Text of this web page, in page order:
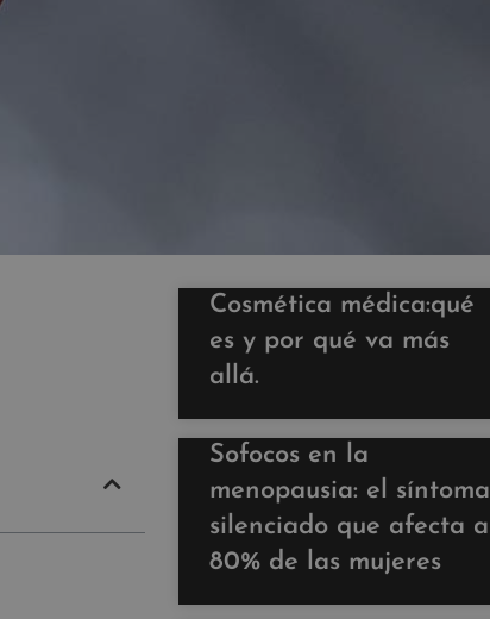
Cosmética médica:qué
es y por qué va más
allá.
Sofocos en la
menopausia: el síntoma
silenciado que afecta al
80% de las mujeres